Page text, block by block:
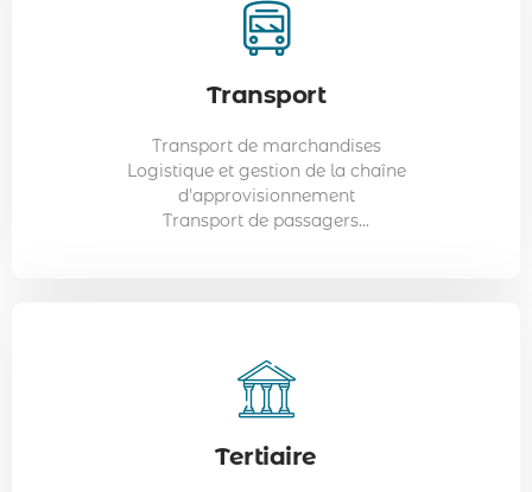
Transport
Transport de marchandises
Logistique et gestion de la chaîne
d'approvisionnement
Transport de passagers...
Tertiaire
Exemples de métiers :
Assistants administratifs
Comptables
Consultants IT
Responsables des ressources humaines...